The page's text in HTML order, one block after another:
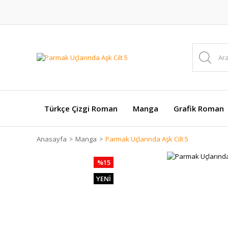
Türkçe Çizgi Roman Manga Grafik Roman
Anasayfa Manga Parmak Uçlarında Aşk Cilt 5
%15
YENİ